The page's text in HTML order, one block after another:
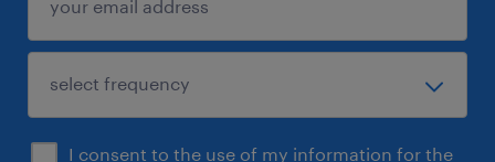
I consent to the use of my information for the